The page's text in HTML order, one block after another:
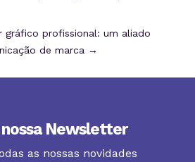
gráfico profissional: um aliado
de marca→
Newsletter
as nossas novidades